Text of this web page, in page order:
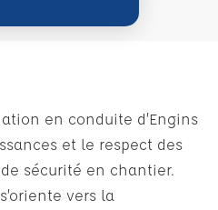
en conduite d’Engins
et le respect des
sécurité en chantier.
vers la